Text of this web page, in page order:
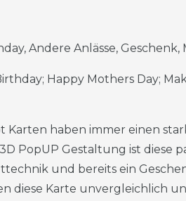
Andere Anlässe,
Happy Mothers Day;
Karten haben immer einen
PopUP Gestaltung ist diese
und bereits ein
diese Karte unvergleichlich